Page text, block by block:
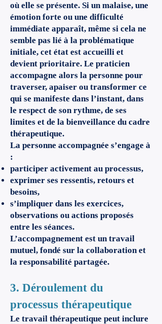
où elle se présente. Si un malaise, une
émotion forte ou une difficulté
immédiate apparaît, même si cela ne
semble pas lié à la problématique
initiale, cet état est accueilli et
devient prioritaire. Le praticien
accompagne alors la personne pour
traverser, apaiser ou transformer ce
qui se manifeste dans l’instant, dans
le respect de son rythme, de ses
limites et de la bienveillance du cadre
thérapeutique.
La personne accompagnée s’engage à
:
participer activement au processus,
exprimer ses ressentis, retours et
besoins,
s’impliquer dans les exercices,
observations ou actions proposés
entre les séances.
L’accompagnement est un travail
mutuel, fondé sur la collaboration et
la responsabilité partagée.
3. Déroulement du
processus thérapeutique
Le travail thérapeutique peut inclure